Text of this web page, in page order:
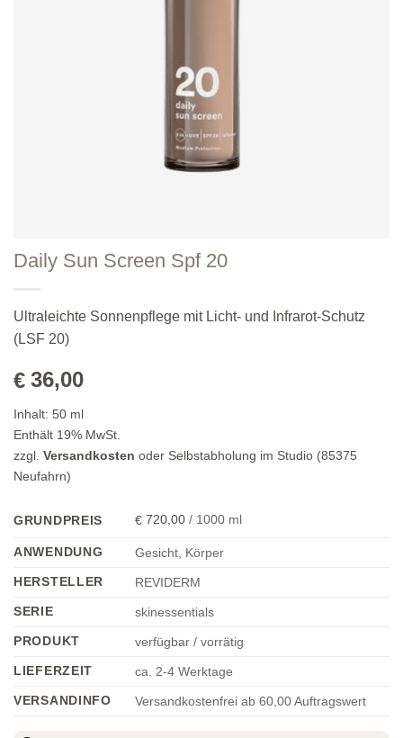
Daily Sun Screen Spf 20
Ultraleichte Sonnenpflege mit Licht- und Infrarot-Schutz
(LSF 20)
€ 36,00
Inhalt: 50 ml
Enthält 19% MwSt.
zzgl. Versandkosten oder Selbstabholung im Studio (85375
Neufahrn)
GRUNDPREIS € 720,00 / 1000 ml
ANWENDUNG
Gesicht, Körper
HERSTELLER
REVIDERM
SERIE
skinessentials
PRODUKT
verfügbar / vorrätig
LIEFERZEIT
ca. 2-4 Werktage
VERSANDINFO
Versandkostenfrei ab 60,00 Auftragswert